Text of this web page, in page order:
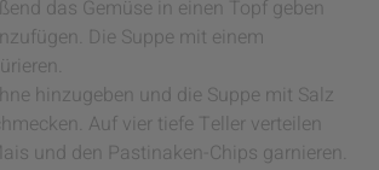
das Gemüse in einen Topf geben
Die Suppe mit einem
hinzugeben und die Suppe mit Salz
Auf vier tiefe Teller verteilen
und den Pastinaken-Chips garnieren.